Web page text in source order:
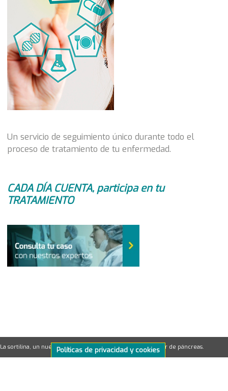
La sortilina, un nuevo objetivo para el tratamiento del cáncer de páncreas.
Un servicio de seguimiento único durante todo el
proceso de tratamiento de tu enfermedad.
CADA DÍA CUENTA, participa en tu
TRATAMIENTO
Políticas de privacidad y cookies